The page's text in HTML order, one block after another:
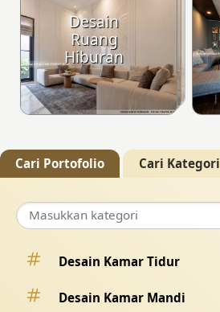
Desain
Ruang
Hiburan
Cari Portofolio Cari Kategori
Desain Kamar Tidur
Desain Kamar Mandi